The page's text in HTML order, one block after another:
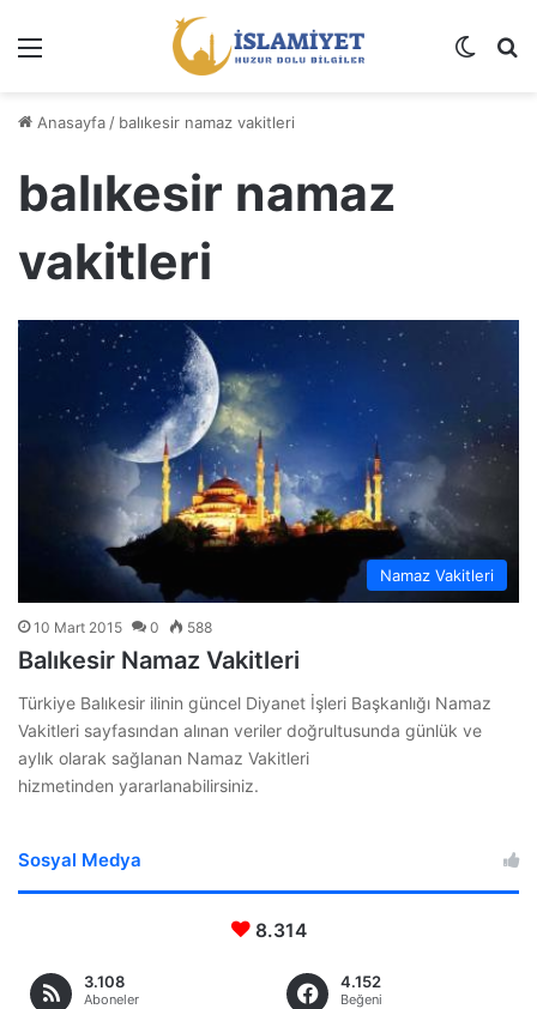
Dış
Anasayfa / balıkesir namaz vakitleri
balıkesir namaz
vakitleri
Namaz Vakitleri
10 Mart 2015 0 588
Balıkesir Namaz Vakitleri
Türkiye Balıkesir ilinin güncel Diyanet İşleri Başkanlığı Namaz
Vakitleri sayfasından alınan veriler doğrultusunda günlük ve
aylık olarak sağlanan Namaz Vakitleri
hizmetinden yararlanabilirsiniz.
Sosyal Medya
8.314
3.108
Aboneler
4.152
Beğeni